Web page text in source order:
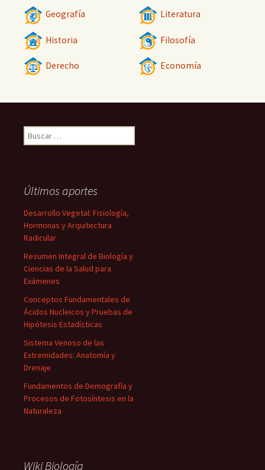
Geografía Literatura
Historia Filosofía
Derecho Economía
Buscar:
Últimos aportes
Desarrollo Vegetal: Fisiología,
Hormonas y Arquitectura
Radicular
Resumen Integral de Biología y
Ciencias de la Salud para
Exámenes
Conceptos Fundamentales de
Ácidos Nucleicos y Pruebas de
Hipótesis Estadísticas
Sistema Venoso de las
Extremidades: Anatomía y
Drenaje
Fundamentos de Demografía y
Procesos de Fotosíntesis en la
Naturaleza
Wiki Biología